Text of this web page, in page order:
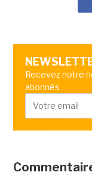
Recevez notre
abonnés